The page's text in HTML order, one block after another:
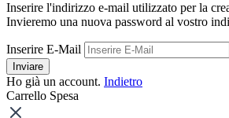
Inserire l'indirizzo e-mail utilizzato per la
Invieremo una nuova password al vostro
Inserire E-Mail
Inviare
Ho già un account. Indietro
Carrello Spesa